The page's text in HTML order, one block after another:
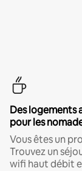
Des logements
pour les
Vous êtes un
Trouvez un
wifi haut débit